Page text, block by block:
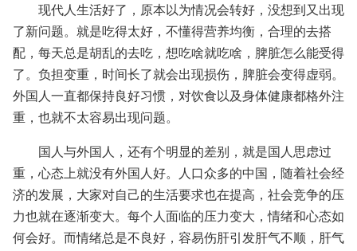
现代人生活好了，原本以为情况会转好，没想到又出现
了新问题。就是吃得太好，不懂得营养均衡，合理的去搭
配，每天总是胡乱的去吃，想吃啥就吃啥，脾脏怎么能受得
了。负担变重，时间长了就会出现损伤，脾脏会变得虚弱。
外国人一直都保持良好习惯，对饮食以及身体健康都格外注
重，也就不太容易出现问题。
国人与外国人，还有个明显的差别，就是国人思虑过
重，心态上就没有外国人好。人口众多的中国，随着社会经
济的发展，大家对自己的生活要求也在提高，社会竞争的压
力也就在逐渐变大。每个人面临的压力变大，情绪和心态如
何会好。而情绪总是不良好，容易伤肝引发肝气不顺，肝气